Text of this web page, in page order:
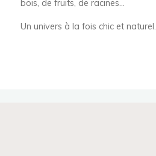
bois, de fruits, de racines…
Un univers à la fois chic et naturel.